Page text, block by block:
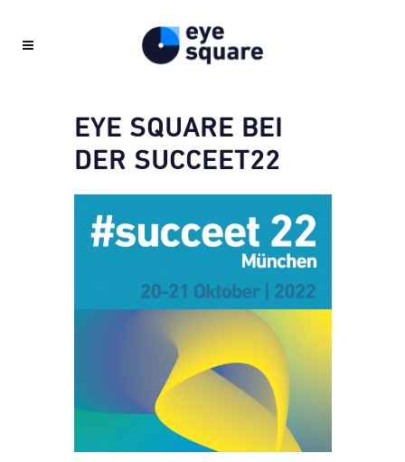
EYE SQUARE BEI
DER SUCCEET22